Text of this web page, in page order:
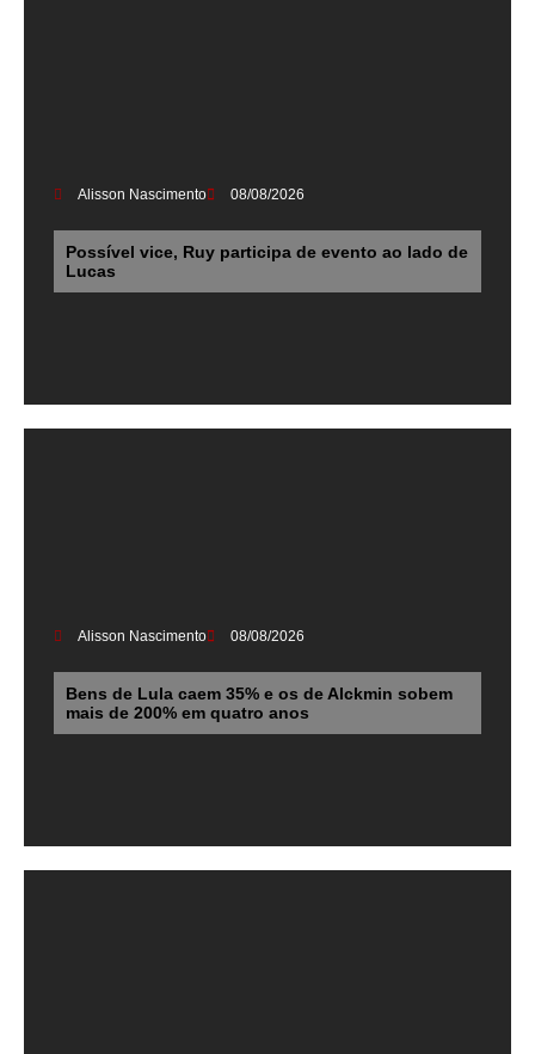
Alisson Nascimento 08/08/2026
Possível vice, Ruy participa de evento ao lado de
Lucas
Alisson Nascimento 08/08/2026
Bens de Lula caem 35% e os de Alckmin sobem
mais de 200% em quatro anos